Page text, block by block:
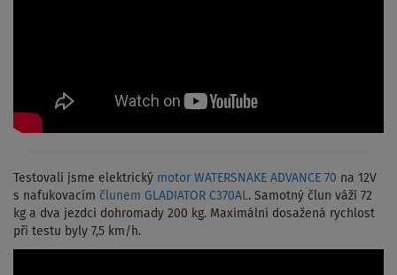
Testovali jsme elektrický motor WATERSNAKE ADVANCE 70 na 12V
s nafukovacím člunem GLADIATOR C370AL. Samotný člun váží 72
kg a dva jezdci dohromady 200 kg. Maximální dosažená rychlost
při testu byly 7,5 km/h.